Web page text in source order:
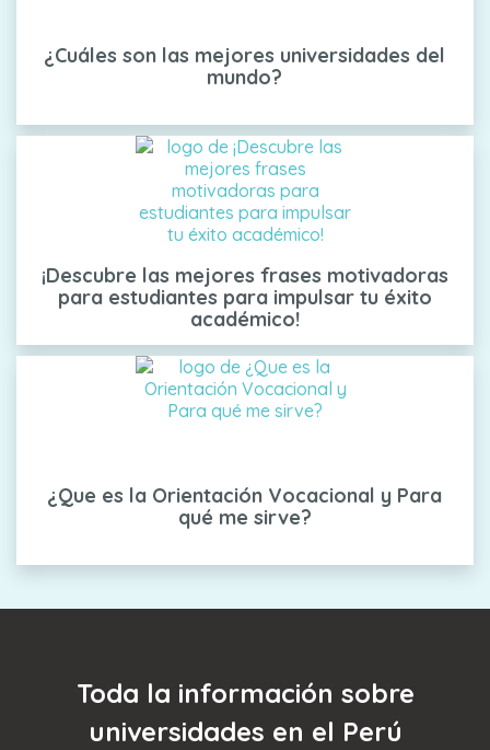
¿Cuáles son las mejores universidades del
mundo?
¡Descubre las mejores frases motivadoras
para estudiantes para impulsar tu éxito
académico!
¿Que es la Orientación Vocacional y Para
qué me sirve?
Toda la información sobre
universidades en el Perú